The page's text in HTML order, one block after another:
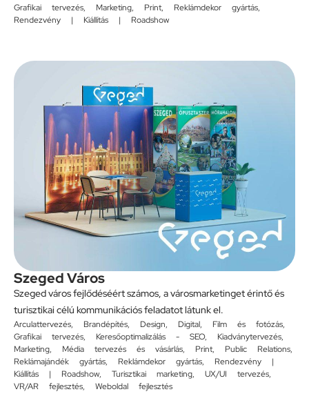
Grafikai tervezés, Marketing, Print, Reklámdekor gyártás,
Rendezvény | Kiállítás | Roadshow
Szeged Város
Szeged város fejlődéséért számos, a városmarketinget érintő és
turisztikai célú kommunikációs feladatot látunk el.
Arculattervezés, Brandépítés, Design, Digital, Film és fotózás,
Grafikai tervezés, Keresőoptimalizálás - SEO, Kiadványtervezés,
Marketing, Média tervezés és vásárlás, Print, Public Relations,
Reklámajándék gyártás, Reklámdekor gyártás, Rendezvény |
Kiállítás | Roadshow, Turisztikai marketing, UX/UI tervezés,
VR/AR fejlesztés, Weboldal fejlesztés